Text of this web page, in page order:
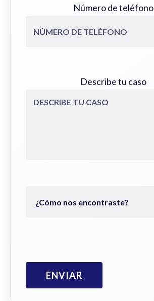
Número de teléfono
Describe tu caso